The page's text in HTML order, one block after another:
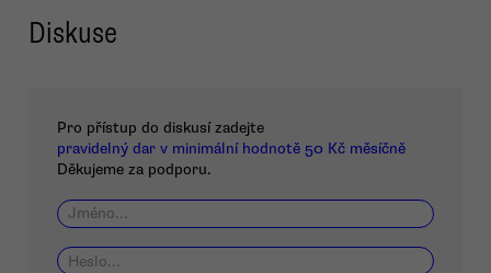
Diskuse
Pro přístup do diskusí zadejte
pravidelný dar v minimální hodnotě 50 Kč měsíčně
Děkujeme za podporu.